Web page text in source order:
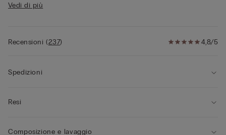
• Vestibilità regular
Vedi di più
4,8/5
Recensioni(237)
Spedizioni
Resi
Composizione e lavaggio